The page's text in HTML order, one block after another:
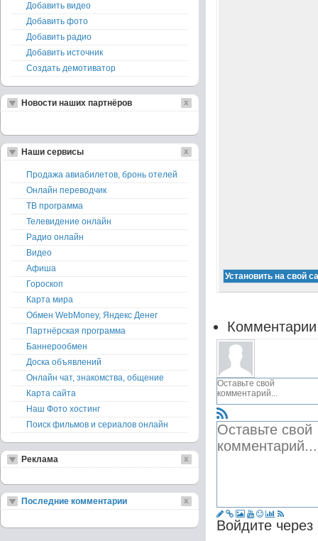
Войдите
Добавить видео
Добавить фото
Добавить радио
Добавить источник
Создать демотиватор
Новости наших партнёров
Наши сервисы
Продажа авиабилетов, бронь отелей
Онлайн переводчик
ТВ программа
Телевидение онлайн
Радио онлайн
Видео
Афиша
Гороскоп
Карта мира
Обмен WebMoney, Яндекс Денег
Партнёрская программа
Баннерообмен
Доска объявлений
Онлайн чат, знакомства, общение
Карта сайта
Наш Фото хостинг
Поиск фильмов и сериалов онлайн
Реклама
Последние комментарии